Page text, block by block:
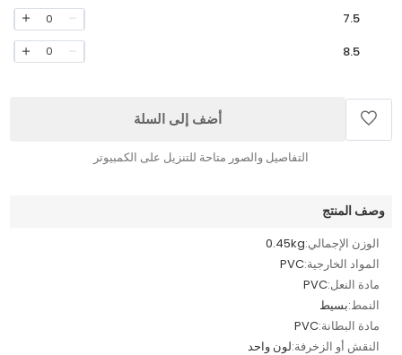
7.5
0
8.5
0
أضف إلى السلة
التفاصيل والصور متاحة للتنزيل على الكمبيوتر
وصف المنتج
الوزن الإجمالي:0.45kg
المواد الخارجية:PVC
مادة النعل:PVC
النمط:بسيط
مادة البطانة:PVC
النقش أو الزخرفة:لون واحد